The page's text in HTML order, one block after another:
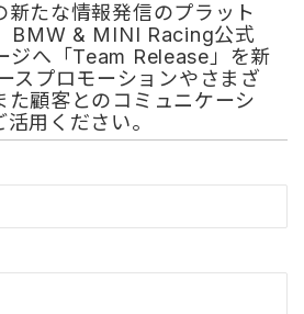
新たな情報発信のプラット
BMW & MINI Racing公式
ジへ「Team Release」を新
スプロモーションやさまざ
た顧客とのコミュニケーシ
用ください。